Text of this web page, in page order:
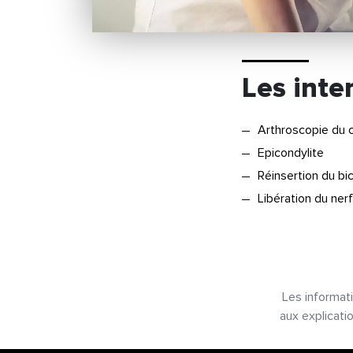
Les
Arthroscopie du
Epicondylite
Réinsertion du
Libération du
Les
aux